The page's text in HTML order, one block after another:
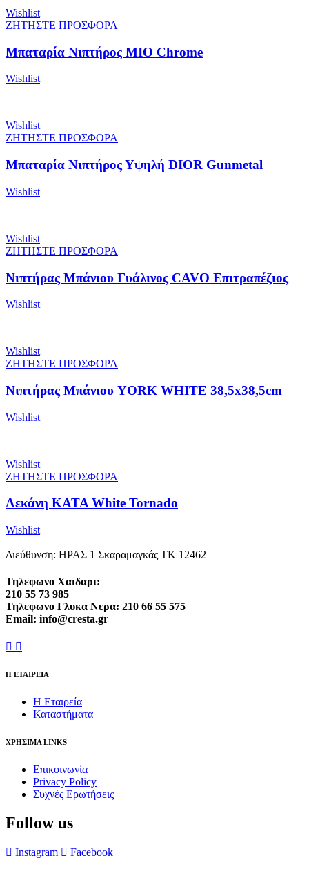
Wishlist
ΖΗΤΗΣΤΕ ΠΡΟΣΦΟΡΑ
Μπαταρία Νιπτήρος MIO Chrome
Wishlist
Wishlist
ΖΗΤΗΣΤΕ ΠΡΟΣΦΟΡΑ
Μπαταρία Νιπτήρος Υψηλή DIOR Gunmetal
Wishlist
Wishlist
ΖΗΤΗΣΤΕ ΠΡΟΣΦΟΡΑ
Νιπτήρας Μπάνιου Γυάλινος CAVO Επιτραπέζιος
Wishlist
Wishlist
ΖΗΤΗΣΤΕ ΠΡΟΣΦΟΡΑ
Νιπτήρας Μπάνιου YORK WHITE 38,5x38,5cm
Wishlist
Wishlist
ΖΗΤΗΣΤΕ ΠΡΟΣΦΟΡΑ
Λεκάνη KATA White Tornado
Wishlist
Διεύθυνση: ΗΡΑΣ 1 Σκαραμαγκάς ΤΚ 12462
Τηλεφωνο Χαιδαρι:
210 55 73 985
Τηλεφωνο Γλυκα Νερα: 210 66 55 575
Email: info@cresta.gr
Η ΕΤΑΙΡΕΙΑ
Η Εταιρεία
Καταστήματα
ΧΡΗΣΙΜΑ LINKS
Επικοινωνία
Privacy Policy
Συχνές Ερωτήσεις
Follow us
Instagram
Facebook